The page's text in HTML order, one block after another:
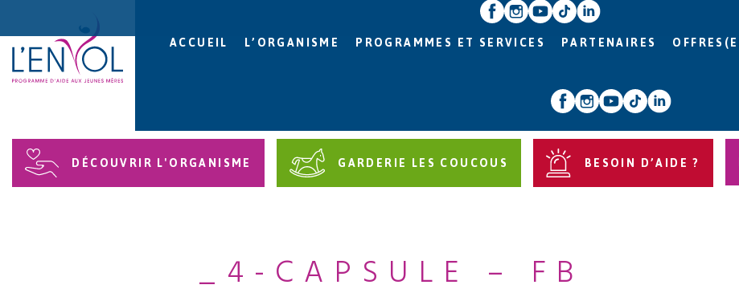
ACCUEIL L’ORGANISME PROGRAMMES ET SERVICES PARTENAIRES
DÉCOUVRIR L'ORGANISME GARDERIE LES COUCOUS BESOIN D’AIDE ?
_4-CAPSULE – FB